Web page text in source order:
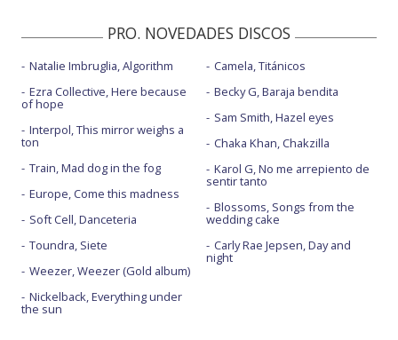
PRO. NOVEDADES DISCOS
Natalie Imbruglia, Algorithm
Ezra Collective, Here because
of hope
Interpol, This mirror weighs a
ton
Train, Mad dog in the fog
Europe, Come this madness
Soft Cell, Danceteria
Toundra, Siete
Weezer, Weezer (Gold album)
Nickelback, Everything under
the sun
Camela, Titánicos
Becky G, Baraja bendita
Sam Smith, Hazel eyes
Chaka Khan, Chakzilla
Karol G, No me arrepiento de
sentir tanto
Blossoms, Songs from the
wedding cake
Carly Rae Jepsen, Day and
night